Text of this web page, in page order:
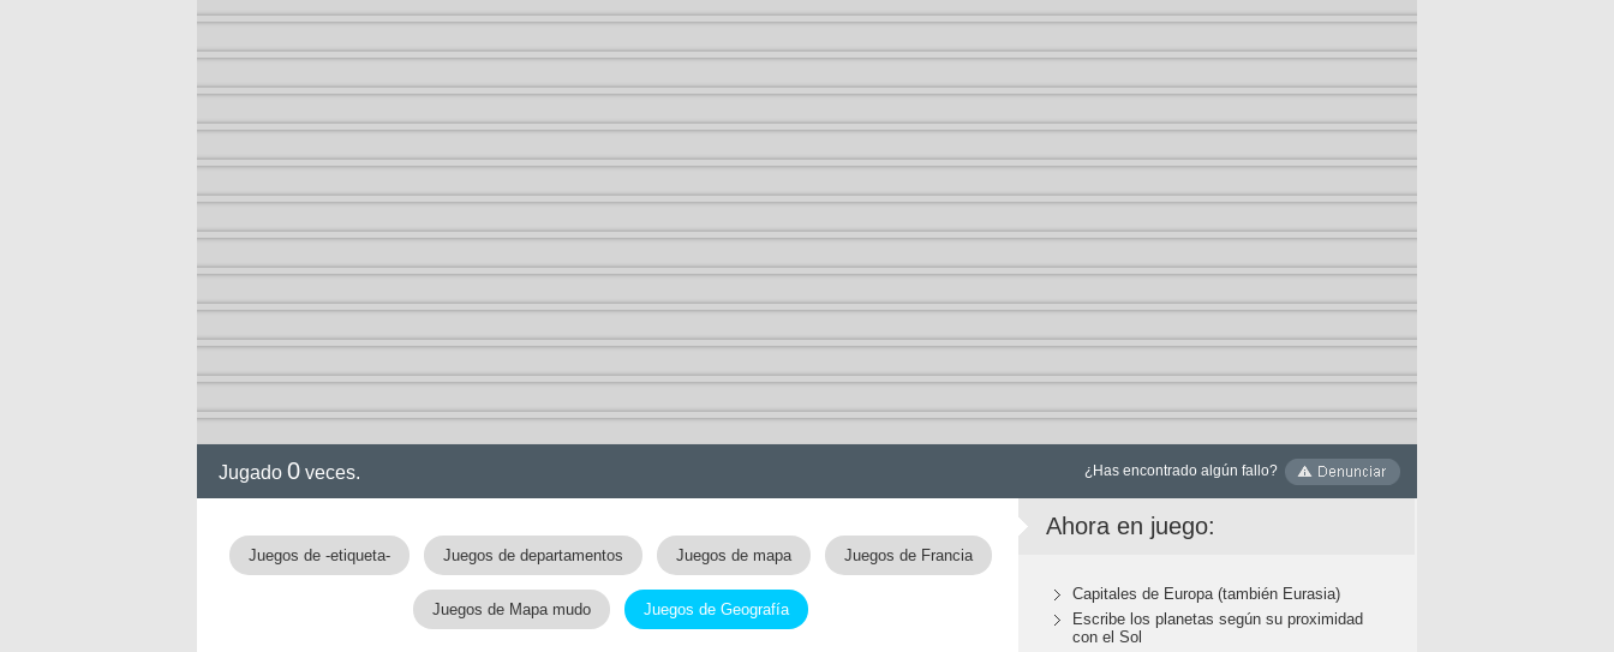
Jugado 0 veces. ¿Has encontrado algún fallo?
Juegos de -etiqueta- Juegos de departamentos Juegos de mapa Juegos de Francia
Juegos de Mapa mudo Juegos de Geografía
Ahora en juego:
Capitales de Europa (también Eurasia)
Escribe los planetas según su proximidad
con el Sol